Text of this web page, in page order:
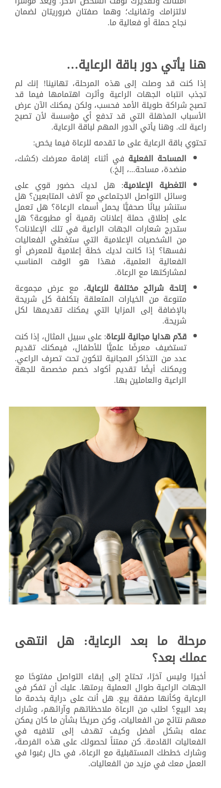
لالتزامك وتفانيك؛ وهما صفتان ضروريتان لضمان
نجاح حملة أو فعالية ما.
هنا يأتي دور باقة الرعاية…
إذا كنت قد وصلت إلى هذه المرحلة، تهانينا! إنك لم
تجذب انتباه الجهات الراعية وأثرت اهتمامها فيما قد
تصبح شراكة طويلة الأمد فحسب، ولكن يمكنك الآن عرض
الأسباب المذهلة التي قد تدفع أي مؤسسة لأن تصبح
راعية لك. وهنا يأتي الدور المهم لباقة الرعاية.
تحتوي باقة الرعاية على ما تقدمه للرعاة فيما يخص:
المساحة الفعليةفي أثناء إقامة معرضك (كشك،
منضدة، مساحة...، إلخ.)
التغطية الإعلامية: هل لديك حضور قوي على
وسائل التواصل الاجتماعي مع آلاف المتابعين؟ هل
ستنشر بيانًا صحفيًّا يحمل أسماء الرعاة؟ هل تعمل
على إطلاق حملة إعلانات رقمية أو مطبوعة؟ هل
ستدرج شعارات الجهات الراعية في تلك الإعلانات؟
من الشخصيات الإعلامية التي ستغطي الفعاليات
نفسها؟ إذا كانت لديك خطة إعلامية للمعرض أو
الفعالية العلمية، فهذا هو الوقت المناسب
لمشاركتها مع الرعاة.
إتاحة شرائح مختلفة للرعاية، مع عرض مجموعة
متنوعة من الخيارات المتعلقة بتكلفة كل شريحة
بالإضافة إلى المزايا التي يمكنك تقديمها لكل
شريحة.
قدّم هدايا مجانية للرعاة: على سبيل المثال، إذا كنت
تستضيف معرضًا علميًّا للأطفال، فيمكنك تقديم
عدد من التذاكر المجانية لتكون تحت تصرف الراعي.
ويمكنك أيضًا تقديم أكواد خصم مخصصة للجهة
الراعية والعاملين بها.
مرحلة ما بعد الرعاية: هل انتهى
عملك بعد؟
أخيرًا وليس آخرًا، تحتاج إلى إبقاء التواصل مفتوحًا مع
الجهات الراعية طوال العملية برمتها. عليك أن تفكر في
الرعاية وكأنها صفقة بيع. هل أنت على دراية بخدمة ما
بعد البيع؟ اطلب من الرعاة ملاحظاتهم وآرائهم، وشارك
معهم نتائج من الفعاليات، وكن صريحًا بشأن ما كان يمكن
عمله بشكل أفضل وكيف تهدف إلى تلافيه في
الفعاليات القادمة. كن ممتناً لحصولك على هذه الفرصة،
وشارك خططك المستقبلية مع الرعاة، في حال رغبوا في
العمل معك في مزيد من الفعاليات.